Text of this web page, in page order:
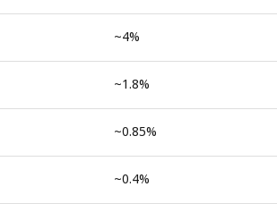
~4%
~1.8%
~0.85%
~0.4%